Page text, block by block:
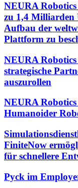
NEURA
zu 1,4 Milliarden
Aufbau der
Plattform zu
NEURA Robotics
strategische
auszurollen
NEURA
Humanoider
FiniteNow
für schnellere
Pyck im